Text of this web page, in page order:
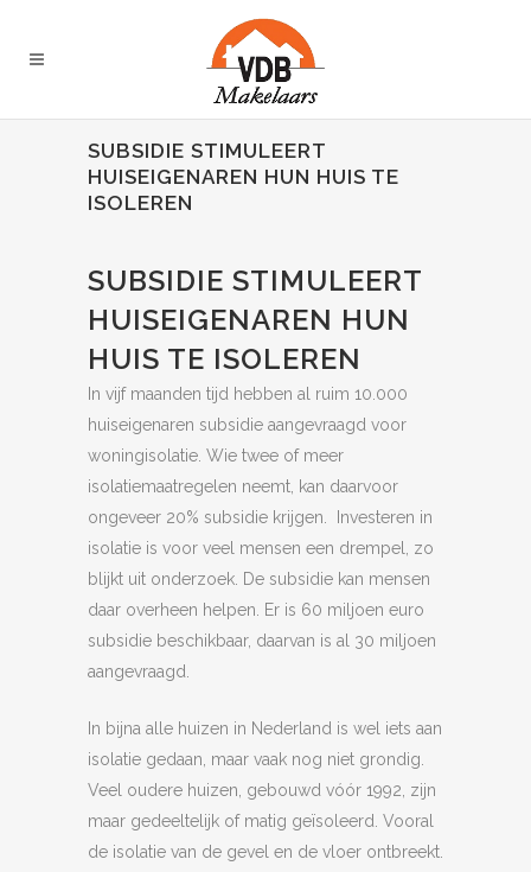
SUBSIDIE STIMULEERT
HUISEIGENAREN HUN HUIS TE
ISOLEREN
SUBSIDIE STIMULEERT
HUISEIGENAREN HUN
HUIS TE ISOLEREN
In vijf maanden tijd hebben al ruim 10.000
huiseigenaren subsidie aangevraagd voor
woningisolatie. Wie twee of meer
isolatiemaatregelen neemt, kan daarvoor
ongeveer 20% subsidie krijgen. Investeren in
isolatie is voor veel mensen een drempel, zo
blijkt uit onderzoek. De subsidie kan mensen
daar overheen helpen. Er is 60 miljoen euro
subsidie beschikbaar, daarvan is al 30 miljoen
aangevraagd.
In bijna alle huizen in Nederland is wel iets aan
isolatie gedaan, maar vaak nog niet grondig.
Veel oudere huizen, gebouwd vóór 1992, zijn
maar gedeeltelijk of matig geïsoleerd. Vooral
de isolatie van de gevel en de vloer ontbreekt.